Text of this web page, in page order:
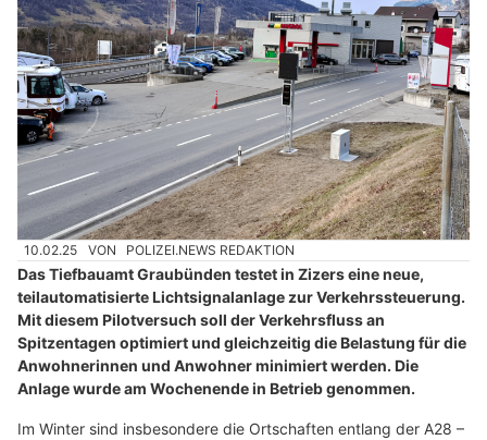
10.02.25 VON POLIZEI.NEWS REDAKTION
Das Tiefbauamt Graubünden testet in Zizers eine neue,
teilautomatisierte Lichtsignalanlage zur Verkehrssteuerung.
Mit diesem Pilotversuch soll der Verkehrsfluss an
Spitzentagen optimiert und gleichzeitig die Belastung für die
Anwohnerinnen und Anwohner minimiert werden. Die
Anlage wurde am Wochenende in Betrieb genommen.
Im Winter sind insbesondere die Ortschaften entlang der A28 –